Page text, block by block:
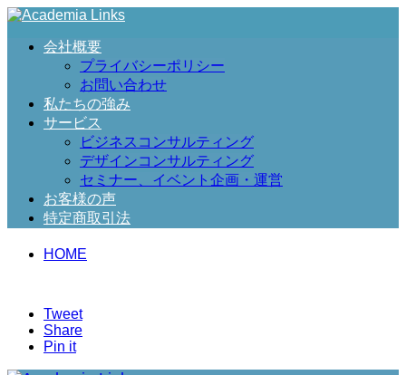
会社概要
プライバシーポリシー
お問い合わせ
私たちの強み
サービス
ビジネスコンサルティング
デザインコンサルティング
セミナー、イベント企画・運営
お客様の声
特定商取引法
HOME
Tweet
Share
Pin it